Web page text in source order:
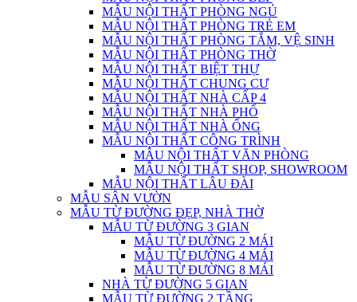
MẪU NỘI THẤT PHÒNG NGỦ
MẪU NỘI THẤT PHÒNG TRẺ EM
MẪU NỘI THẤT PHÒNG TẮM, VỆ SINH
MẪU NỘI THẤT PHÒNG THỜ
MẪU NỘI THẤT BIỆT THỰ
MẪU NỘI THẤT CHUNG CƯ
MẪU NỘI THẤT NHÀ CẤP 4
MẪU NỘI THẤT NHÀ PHỐ
MẪU NỘI THẤT NHÀ ỐNG
MẪU NỘI THẤT CÔNG TRÌNH
MẪU NỘI THẤT VĂN PHÒNG
MẪU NỘI THẤT SHOP, SHOWROOM
MẪU NỘI THẤT LÂU ĐÀI
MẪU SÂN VƯỜN
MẪU TỪ ĐƯỜNG ĐẸP, NHÀ THỜ
MẪU TỪ ĐƯỜNG 3 GIAN
MẪU TỪ ĐƯỜNG 2 MÁI
MẪU TỪ ĐƯỜNG 4 MÁI
MẪU TỪ ĐƯỜNG 8 MÁI
NHÀ TỪ ĐƯỜNG 5 GIAN
MẪU TỪ ĐƯỜNG 2 TẦNG